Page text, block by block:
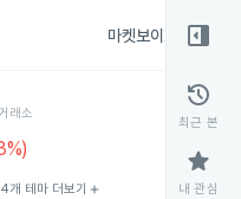
마켓보이스
래소
4개 테마 더보기 add
right_panel_open
history
최근 본
star
내 관심